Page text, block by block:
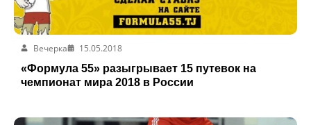
Вечерка
15.05.2018
«Формула 55» разыгрывает 15 путевок на
чемпионат мира 2018 в России